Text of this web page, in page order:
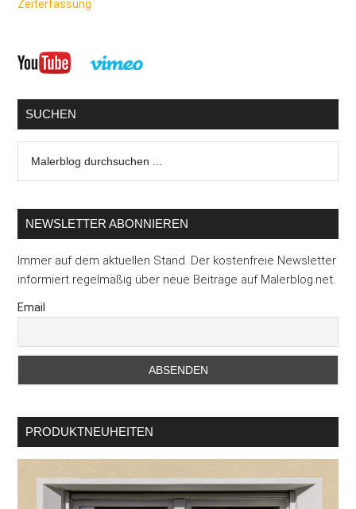
Zeiterfassung
Seitenspalte
SUCHEN
durchsuchen
NEWSLETTER ABONNIEREN
Immer auf dem aktuellen Stand. Der kostenfreie Newsletter
informiert regelmäßig über neue Beiträge auf Malerblog.net.
Email
PRODUKTNEUHEITEN